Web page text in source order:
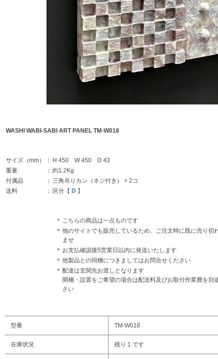
WASHI WABI-SABI ART PANEL TM-W018
サイズ（mm） ： H 450 W 450 D 43
重量
： 約1.2Kg
付属品
： 三角吊りカン（ネジ付き） × 2コ
送料
： 区分【 D 】
＊
こちらの商品は一点ものです
＊ 他のサイトでも販売しているため、ご注文時に既に売り切
ませ
＊ お支払確認後5営業日以内に発送いたします
＊ 他製品との同梱につきましてはお問合せください
＊ 配達は玄関先お渡しとなります
開梱・設置をご希望の場合は配送料及びお取付作業費を別
さい
型番 TM-W018
在庫状況 残り 1 です